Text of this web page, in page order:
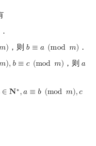
．
) ，则𝑏 ≡ 𝑎 (mod 𝑚)
b ≡a (modm)
．
),𝑏 ≡ 𝑐 (mod 𝑚)
b≡c (mod m) ，则𝑎
a
∈ 𝐍 ∗,𝑎 ≡ 𝑏 (mod 𝑚),𝑐
∗,a ≡b( mod m),c≡ d(mod